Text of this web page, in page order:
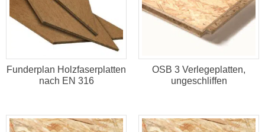
Funderplan Holzfaserplatten
nach EN 316
OSB 3 Verlegeplatten,
ungeschliffen